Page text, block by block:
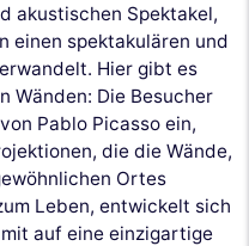
akustischen Spektakel,
einen spektakulären und
Hier gibt es
Wänden: Die Besucher
Pablo Picasso ein,
die die Wände,
Ortes
Leben, entwickelt sich
auf eine einzigartige